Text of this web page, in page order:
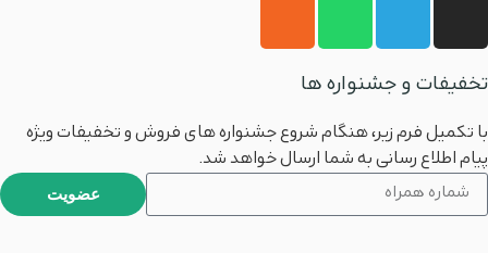
تخفیفات و جشنواره ها
با تکمیل فرم زیر، هنگام شروع جشنواره های فروش و تخفیفات ویژه
پیام اطلاع رسانی به شما ارسال خواهد شد.
عضویت